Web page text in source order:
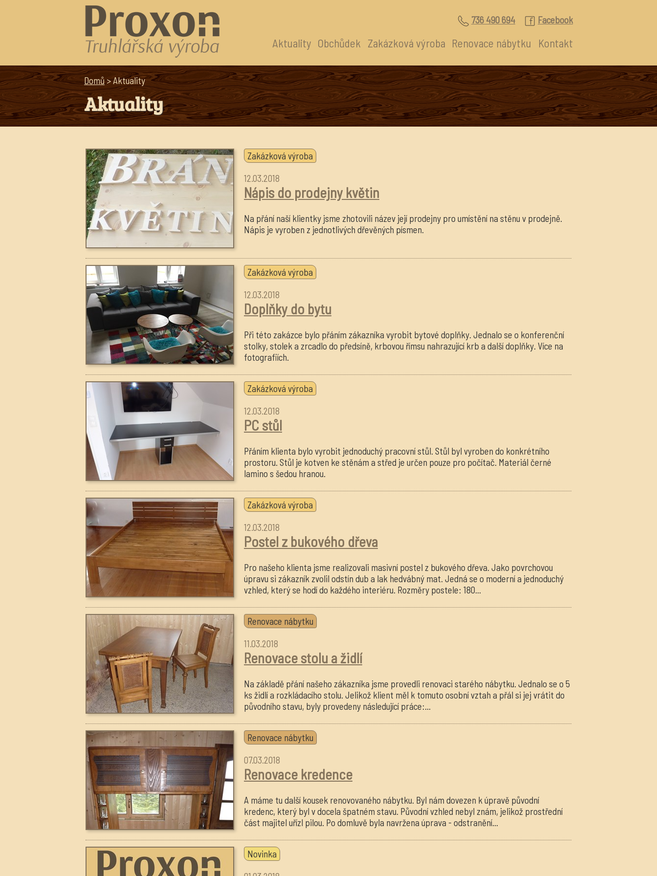
736 490 694 Facebook
Aktuality Obchůdek Zakázková výroba Renovace nábytku Kontakt
Domů> Aktuality
Aktuality
Zakázková výroba
12.03.2018
Nápis do prodejny květin
Na přání naší klientky jsme zhotovili název její prodejny pro umístění na stěnu v prodejně.
Nápis je vyroben z jednotlivých dřevěných písmen.
Zakázková výroba
12.03.2018
Doplňky do bytu
Při této zakázce bylo přáním zákazníka vyrobit bytové doplňky. Jednalo se o konferenční
stolky, stolek a zrcadlo do předsíně, krbovou římsu nahrazující krb a další doplňky. Více na
fotografiích.
Zakázková výroba
12.03.2018
PC stůl
Přáním klienta bylo vyrobit jednoduchý pracovní stůl. Stůl byl vyroben do konkrétního
prostoru. Stůl je kotven ke stěnám a střed je určen pouze pro počítač. Materiál černé
lamino s šedou hranou.
Zakázková výroba
12.03.2018
Postel z bukového dřeva
Pro našeho klienta jsme realizovali masivní postel z bukového dřeva. Jako povrchovou
úpravu si zákazník zvolil odstín dub a lak hedvábný mat. Jedná se o moderní a jednoduchý
vzhled, který se hodí do každého interiéru. Rozměry postele: 180...
Renovace nábytku
11.03.2018
Renovace stolu a židlí
Na základě přání našeho zákazníka jsme provedli renovaci starého nábytku. Jednalo se o 5
ks židlí a rozkládacího stolu. Jelikož klient měl k tomuto osobní vztah a přál si jej vrátit do
původního stavu, byly provedeny následující práce:...
Renovace nábytku
07.03.2018
Renovace kredence
A máme tu další kousek renovovaného nábytku. Byl nám dovezen k úpravě původní
kredenc, který byl v docela špatném stavu. Původní vzhled nebyl znám, jelikož prostřední
část majitel uřízl pilou. Po domluvě byla navržena úprava - odstranění...
Novinka